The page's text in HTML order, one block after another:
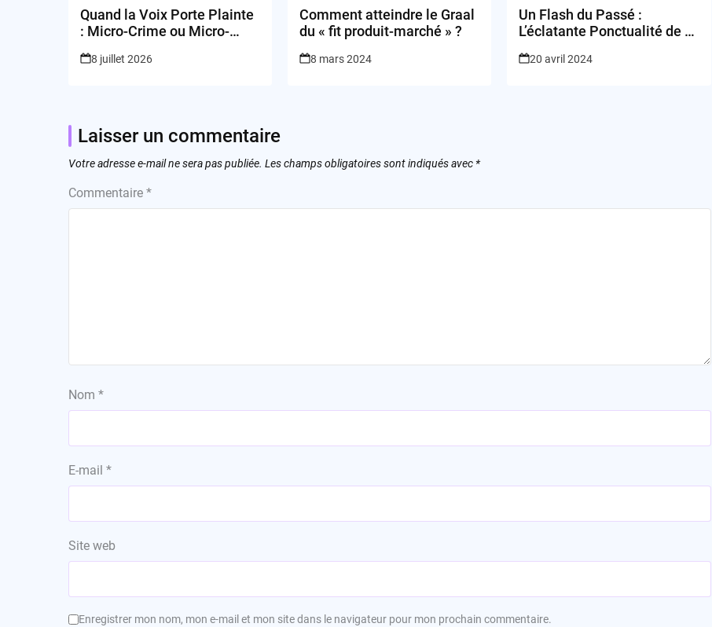
Quand la Voix Porte Plainte
: Micro-Crime ou Micro-
8 juillet 2026
Comment atteindre le Graal
du « fit produit-marché » ?
8 mars 2024
Un Flash du Passé :
L’éclatante Ponctualité de T
20 avril 2024
Laisser un commentaire
Votre adresse e-mail ne sera pas publiée. Les champs obligatoires sont indiqués avec *
Commentaire *
Nom *
E-mail *
Site web
Enregistrer mon nom, mon e-mail et mon site dans le navigateur pour mon prochain commentaire.